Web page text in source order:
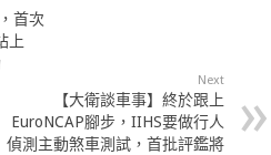
首次
上
Next
【大衛談車事】終於跟上
EuroNCAP腳步，IIHS要做行人
偵測主動煞車測試，首批評鑑將